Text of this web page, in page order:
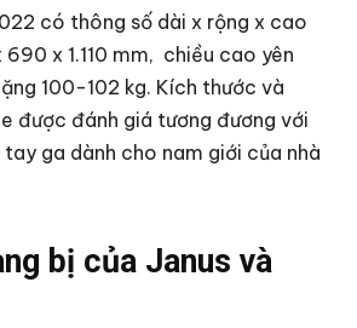
có thông số dài x rộng x cao
x 1.110 mm, chiều cao yên
100-102 kg. Kích thước và
được đánh giá tương đương với
tay ga dành cho nam giới của nhà
bị của Janus và